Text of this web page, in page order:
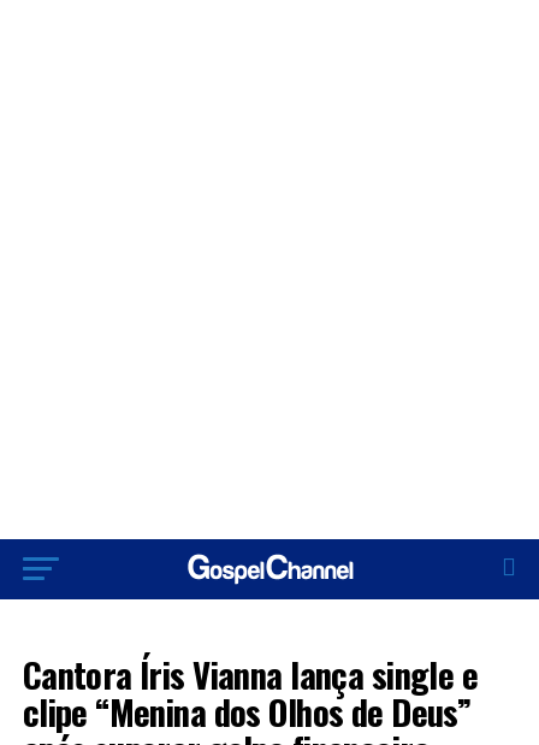
Cantora Íris Vianna lança single e
clipe “Menina dos Olhos de Deus”